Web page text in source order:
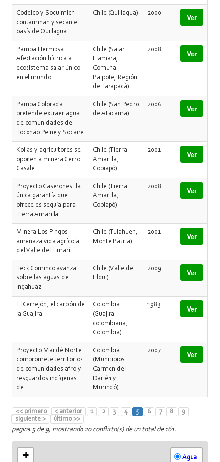
Codelco y Soquimich
contaminan y secan el
oasís de Quillagua
Chile (Quillagua) 2000 Ver
Pampa Hermosa:
Afectación hídrica a
ecosistema salar único
en el mundo
Chile (Salar
Llamara,
Comuna
Paipote, Región
de Tarapacá)
2008 Ver
Pampa Colorada
pretende extraer agua
de comunidades de
Toconao Peine y Socaire
Chile (San Pedro
de Atacama)
2006 Ver
Kollas y agricultores se
oponen a minera Cerro
Casale
Chile (Tierra
Amarilla,
Copiapó)
2001 Ver
Proyecto Caserones: la
única garantía que
ofrece es sequía para
Tierra Amarilla
Chile (Tierra
Amarilla,
Copiapó)
2008 Ver
Minera Los Pingos
amenaza vida agrícola
del Valle del Limarí
Chile (Tulahuen,
Monte Patria)
2001 Ver
Teck Cominco avanza
sobre las aguas de
Ingahuaz
Chile (Valle de
Elqui)
2009 Ver
El Cerrejón, el carbón de
la Guajira
Colombia
(Guajira
colombiana,
Colombia)
1983 Ver
Proyecto Mandé Norte
compromete territorios
de comunidades afro y
resguardos indígenas
de
Colombia
(Municipios
Carmen del
Darién y
Murindó)
2007 Ver
<< primero < anterior 1 2 3 4 5 6 7 8
9
siguiente >
último >>
pagina 5 de 9, mostrando 20 conflicto(s) de un total de 161.
+
Agua